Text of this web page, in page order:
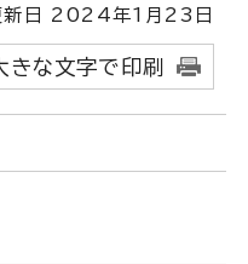
日 2024年1月23日
きな文字で印刷